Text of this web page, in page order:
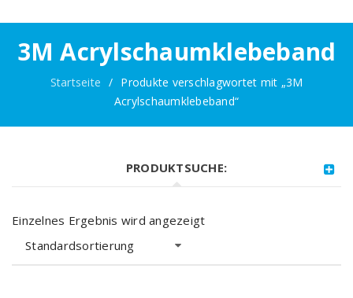
3M Acrylschaumklebeband
Startseite / Produkte verschlagwortet mit „3M
Acrylschaumklebeband“
PRODUKTSUCHE:
Einzelnes Ergebnis wird angezeigt
Standardsortierung